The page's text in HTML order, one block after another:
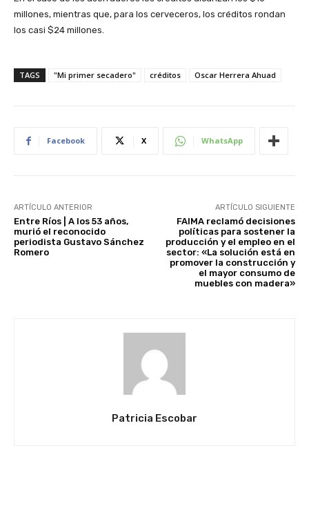
millones, mientras que, para los cerveceros, los créditos rondan
los casi $24 millones.
TAGS "Mi primer secadero" créditos Oscar Herrera Ahuad
Facebook X WhatsApp
ARTÍCULO ANTERIOR
Entre Ríos | A los 53 años,
murió el reconocido
periodista Gustavo Sánchez
Romero
ARTÍCULO SIGUIENTE
FAIMA reclamó decisiones
políticas para sostener la
producción y el empleo en el
sector: «La solución está en
promover la construcción y
el mayor consumo de
muebles con madera»
Patricia Escobar